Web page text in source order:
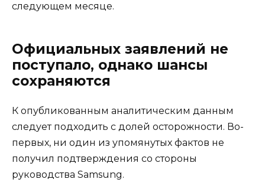
следующем месяце.
Официальных заявлений не
поступало, однако шансы
сохраняются
К опубликованным аналитическим данным
следует подходить с долей осторожности. Во-
первых, ни один из упомянутых фактов не
получил подтверждения со стороны
руководства Samsung.